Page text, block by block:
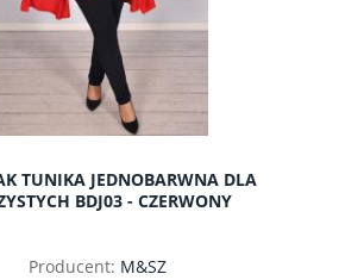
TUNIKA JEDNOBARWNA DLA
BDJ03 - CZERWONY
Producent: M&SZ